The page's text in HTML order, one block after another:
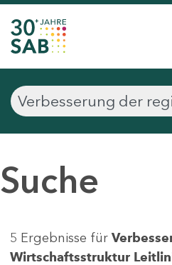
Suche
5 Ergebnisse für
Wirtschaftsstruktur